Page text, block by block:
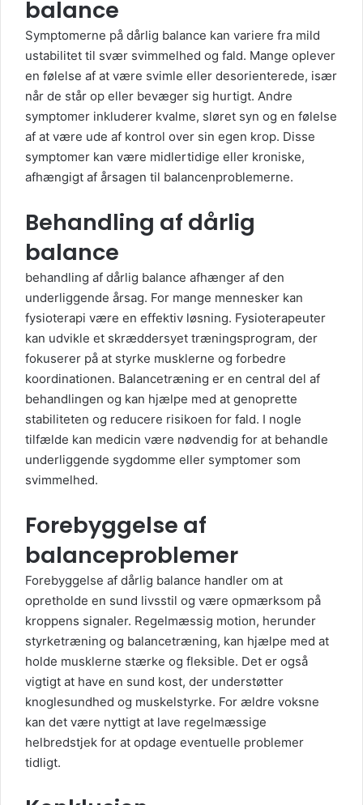
balance
Symptomerne på dårlig balance kan variere fra mild
ustabilitet til svær svimmelhed og fald. Mange oplever
en følelse af at være svimle eller desorienterede, især
når de står op eller bevæger sig hurtigt. Andre
symptomer inkluderer kvalme, sløret syn og en følelse
af at være ude af kontrol over sin egen krop. Disse
symptomer kan være midlertidige eller kroniske,
afhængigt af årsagen til balancenproblemerne.
Behandling af dårlig
balance
behandling af dårlig balance afhænger af den
underliggende årsag. For mange mennesker kan
fysioterapi være en effektiv løsning. Fysioterapeuter
kan udvikle et skræddersyet træningsprogram, der
fokuserer på at styrke musklerne og forbedre
koordinationen. Balancetræning er en central del af
behandlingen og kan hjælpe med at genoprette
stabiliteten og reducere risikoen for fald. I nogle
tilfælde kan medicin være nødvendig for at behandle
underliggende sygdomme eller symptomer som
svimmelhed.
Forebyggelse af
balanceproblemer
Forebyggelse af dårlig balance handler om at
opretholde en sund livsstil og være opmærksom på
kroppens signaler. Regelmæssig motion, herunder
styrketræning og balancetræning, kan hjælpe med at
holde musklerne stærke og fleksible. Det er også
vigtigt at have en sund kost, der understøtter
knoglesundhed og muskelstyrke. For ældre voksne
kan det være nyttigt at lave regelmæssige
helbredstjek for at opdage eventuelle problemer
tidligt.